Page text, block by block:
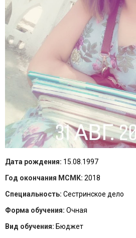
Дата рождения: 15.08.1997
Год окончания МСМК: 2018
Специальность: Сестринское дело
Форма обучения: Очная
Вид обучения: Бюджет